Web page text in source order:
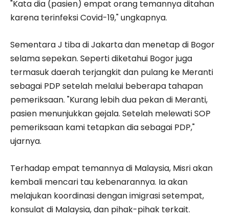
"Kata dia (pasien) empat orang temannya ditahan
karena terinfeksi Covid-19," ungkapnya.
Sementara J tiba di Jakarta dan menetap di Bogor
selama sepekan. Seperti diketahui Bogor juga
termasuk daerah terjangkit dan pulang ke Meranti
sebagai PDP setelah melalui beberapa tahapan
pemeriksaan. "Kurang lebih dua pekan di Meranti,
pasien menunjukkan gejala. Setelah melewati SOP
pemeriksaan kami tetapkan dia sebagai PDP,"
ujarnya.
Terhadap empat temannya di Malaysia, Misri akan
kembali mencari tau kebenarannya. Ia akan
melajukan koordinasi dengan imigrasi setempat,
konsulat di Malaysia, dan pihak-pihak terkait.